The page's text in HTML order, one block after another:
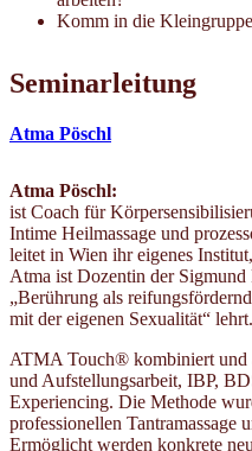
Komm in die
Seminarleitung
Atma Pöschl
Atma Pöschl:
ist Coach für
Intime Heilmassage und
leitet in Wien ihr eigenes
Atma ist Dozentin der
„Berührung als
mit der eigenen Sexualität“ lehrt.
ATMA Touch® kombiniert und
und Aufstellungsarbeit, IBP,
Experiencing. Die Methode
professionellen Tantramassage
Ermöglicht werden konkrete